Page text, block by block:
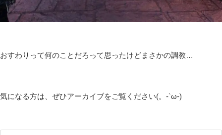
おすわりって何のことだろって思ったけどまさかの調教…
気になる方は、ぜひアーカイブをご覧ください(。-`ω-)